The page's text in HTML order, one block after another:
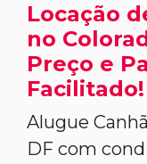
Locação
no
Preço e
Facilitado!
Alugue
DF com